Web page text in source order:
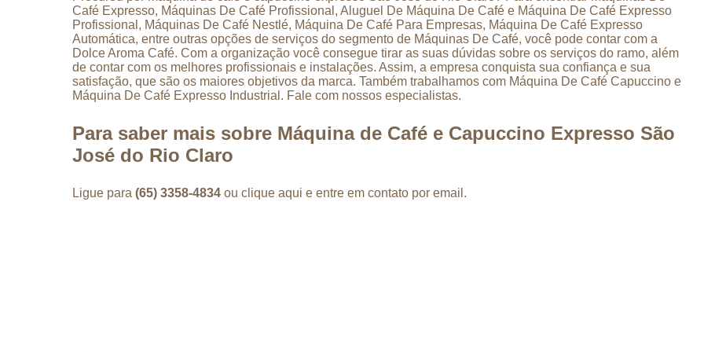
Máquina de Café para Empresas
Máquina de Café para Padaria
Máquina Café Capuccino
Máquina Café Expresso e
Máquina de Café Chocolate e Capuccino
Máquina de Café
Café Expresso, Máquinas De Café Profissional, Aluguel De Máquina De Café e Máquina De Café Expresso
Profissional, Máquinas De Café Nestlé, Máquina De Café Para Empresas, Máquina De Café Expresso
Automática, entre outras opções de serviços do segmento de Máquinas De Café, você pode contar com a
Dolce Aroma Café. Com a organização você consegue tirar as suas dúvidas sobre os serviços do ramo, além
de contar com os melhores profissionais e instalações. Assim, a empresa conquista sua confiança e sua
satisfação, que são os maiores objetivos da marca. Também trabalhamos com Máquina De Café Capuccino e
Máquina De Café Expresso Industrial. Fale com nossos especialistas.
Para saber mais sobre Máquina de Café e Capuccino Expresso São
José do Rio Claro
Ligue para (65) 3358-4834 ou clique aqui e entre em contato por email.